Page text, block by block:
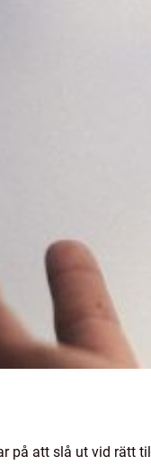
på att slå ut vid rätt